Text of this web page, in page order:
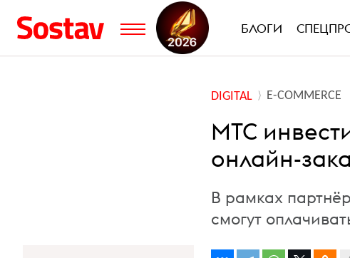
БЛОГИ
DIGITAL E-COMMERCE
МТС
онлайн-
В рамках
смогут